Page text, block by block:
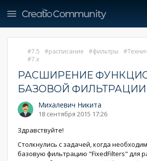
7.5 расписание фильтры
7.x
РАСШИРЕНИЕ
БАЗОВОЙ ФИЛЬТРАЦИИ
Михалевич Никита
18 сентября 2015 17:26
Здравствуйте!
Столкнулись с задачей, когда
базовую фильтрацию "FixedFilters" для